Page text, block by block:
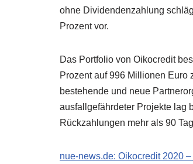
ohne Dividendenzahlung
Prozent vor.
Das Portfolio von Oikocredit
Prozent auf 996 Millionen Euro
bestehende und neue
ausfallgefährdeter Projekte lag
Rückzahlungen mehr als 90
nue-news.de: Oikocredit 2020